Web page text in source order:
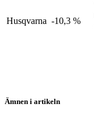
Husqvarna -10,3 %
Ämnen i artikeln